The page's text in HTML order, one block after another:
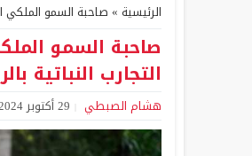
الرئيسية » صاحبة السمو الملكي
صاحبة السمو
التجارب النباتية
هشام الصبطي 29 أكتوبر 2024